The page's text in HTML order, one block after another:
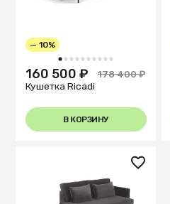
1 2 3 4 5 6 7 8 9 10
— 10%
160 500 ₽
178 400 ₽
Кушетка Ricadi
В КОРЗИНУ